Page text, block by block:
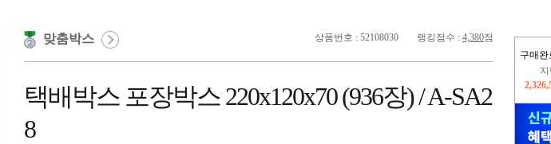
구매완
상품번호 : 52108030 랭킹점수 : 4,380점
맞춤박스
택배박스 포장박스 220x120x70 (936장) / A-SA2
8